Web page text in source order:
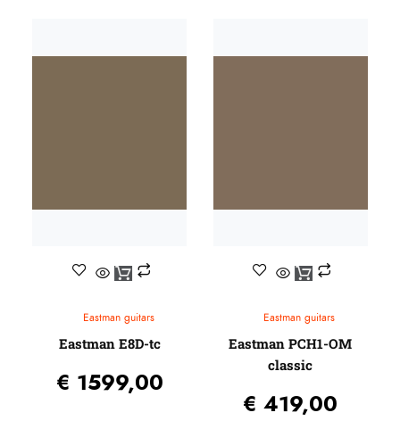
Eastman guitars
Eastman E8D-tc
€ 1599,00
Eastman guitars
Eastman PCH1-OM
classic
€ 419,00